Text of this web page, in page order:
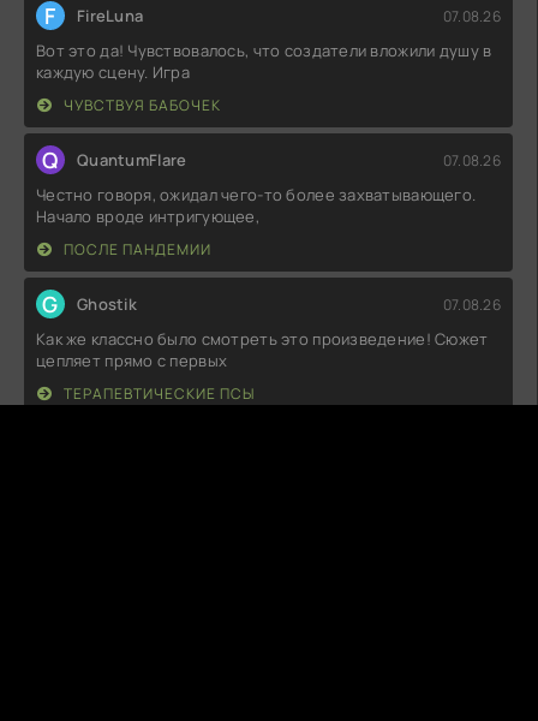
F FireLuna 07.08.26
Вот это да! Чувствовалось, что создатели вложили душу в
каждую сцену. Игра
ЧУВСТВУЯ БАБОЧЕК
Q QuantumFlare 07.08.26
Честно говоря, ожидал чего-то более захватывающего.
Начало вроде интригующее,
ПОСЛЕ ПАНДЕМИИ
G Ghostik 07.08.26
Как же классно было смотреть это произведение! Сюжет
цепляет прямо с первых
ТЕРАПЕВТИЧЕСКИЕ ПСЫ